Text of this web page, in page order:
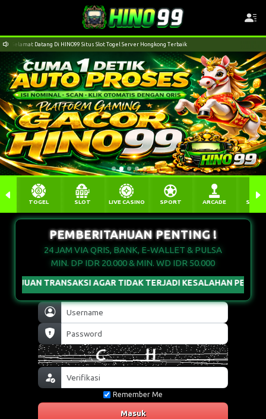
Selamat Datang Di HINO99 Situs Slot Togel Server Hongkong Terbaik
Remember Me
Masuk
TOGEL SLOT LIVE CASINO SPORT ARCADE
PEMBERITAHUAN PENTING !
24 JAM VIA QRIS, BANK, E-WALLET & PULSA
MIN. DP IDR 20.000 & MIN. WD IDR 50.000
AGAR TIDAK TERJADI KESALAHAN PENGIRIMAN &